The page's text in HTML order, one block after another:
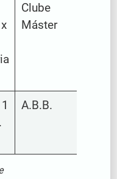
Clube
Máster
A.B.B.